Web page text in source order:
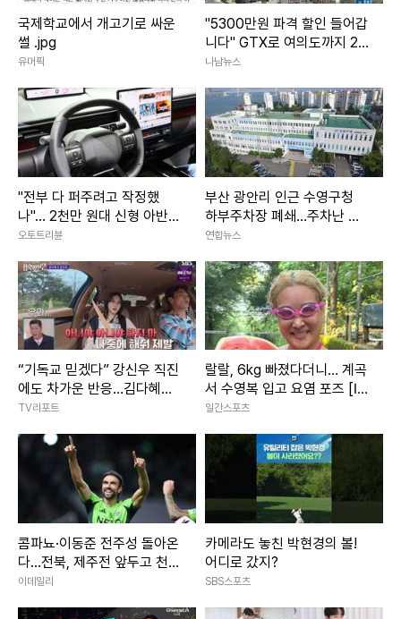
국제학교에서 개고기로 싸운
썰 .jpg
유머픽
"5300만원 파격 할인 들어갑
니다" GTX로 여의도까지 20
분 경기도 '이 아파트' 전망
나남뉴스
"전부 다 퍼주려고 작정했
나"... 2천만 원대 신형 아반
떼, 그랜저 역차별 수준 사양
오토트리뷴
부산 광안리 인근 수영구청
하부주차장 폐쇄…주차난 우
려
연합뉴스
“기독교 믿겠다” 강신우 직진
에도 차가운 반응…김다혜
“이성적 감정 떨어졌다” (‘합
TV리포트
랄랄, 6kg 빠졌다더니… 계곡
서 수영복 입고 요염 포즈 [IS
하이컷]
일간스포츠
콤파뇨·이동준 전주성 돌아온
다...전북, 제주전 앞두고 천군
만마
이데일리
카메라도 놓친 박현경의 볼!
어디로 갔지?
SBS스포츠